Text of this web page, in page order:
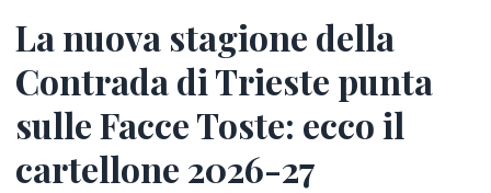
La nuova stagione della
Contrada di Trieste punta
sulle Facce Toste: ecco il
cartellone 2026-27